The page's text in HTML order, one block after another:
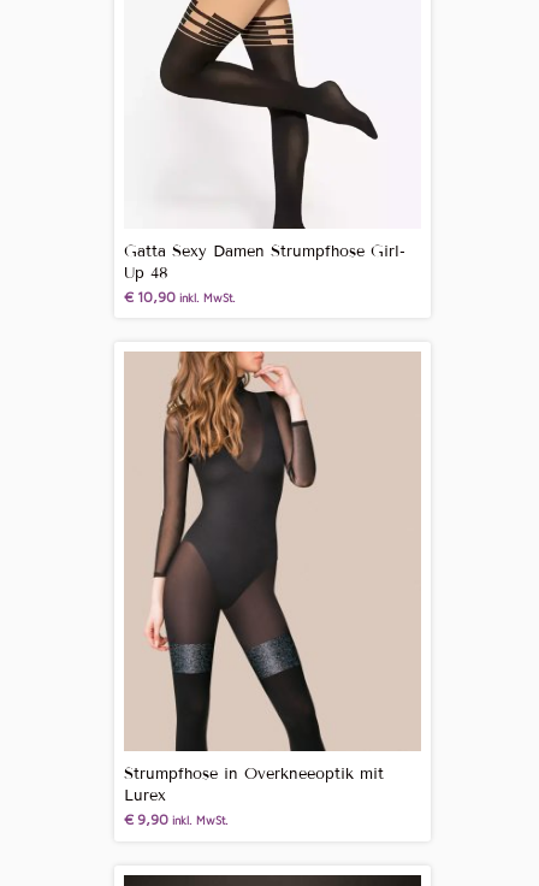
Gatta Sexy Damen Strumpfhose Girl-
Up 48
€10,90 inkl. MwSt.
Strumpfhose in Overkneeoptik mit
Lurex
€9,90 inkl. MwSt.